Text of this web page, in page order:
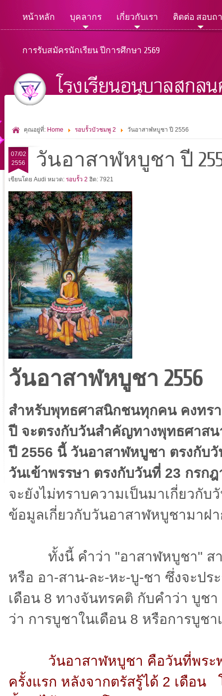
หน้าหลัก บุคลากร เกี่ยวกับเรา ติดต่อ สอบถ
การรับสมัครนักเรียน ปีการศึกษา 2569
คุณอยู่ที่: Home รอบรั้วบัวชมพู 2 วันอาสาฬหบูชา ปี 2556
07/02
2556
วันอาสาฬหบูชา ปี
เขียนโดย Audi หมวด: รอบรั้ว 2 ฮิต: 7921
วันอาสาฬหบูชา 2556
สำหรับพุทธศาสนิกชนทุกคน คงทร
ปี จะตรงกับวันสำคัญทางพุทธศาส
ปี 2556 นี้ วันอาสาฬหบูชา ตรงกับ
วันเข้าพรรษา ตรงกับวันที่ 23 กรก
จะยังไม่ทราบความเป็นมาเกี่ยวกั
ข้อมูลเกี่ยวกับวันอาสาฬหบูชามาฝ
ทั้งนี้ คำว่า "อาสาฬหบูชา" สาม
หรือ อา-สาน-ละ-หะ-บู-ชา ซึ่งจะป
เดือน 8 ทางจันทรคติ กับคำว่า บูช
ว่า การบูชาในเดือน 8 หรือการบูช
วันอาสาฬหบูชา คือวันที่พระ
ครั้งแรก หลังจากตรัสรู้ได้ 2 เดือ